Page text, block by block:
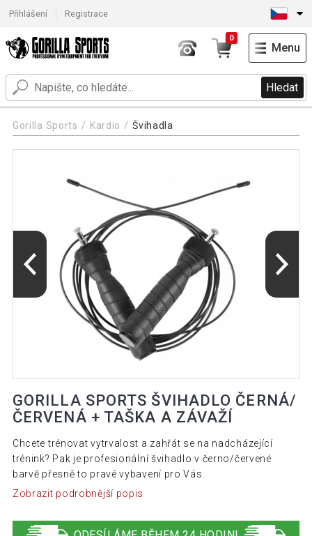
Přihlášení Registrace
Hledat
0
Menu
Gorilla Sports Kardio Švihadla
GORILLA SPORTS ŠVIHADLO ČERNÁ/
ČERVENÁ + TAŠKA A ZÁVAŽÍ
Chcete trénovat vytrvalost a zahřát se na nadcházející
trénink? Pak je profesionální švihadlo v černo/červené
barvě přesně to pravé vybavení pro Vás.
Zobrazit podrobnější popis